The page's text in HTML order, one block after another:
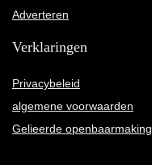
Adverteren
Verklaringen
Privacybeleid
algemene voorwaarden
Gelieerde openbaarmaking